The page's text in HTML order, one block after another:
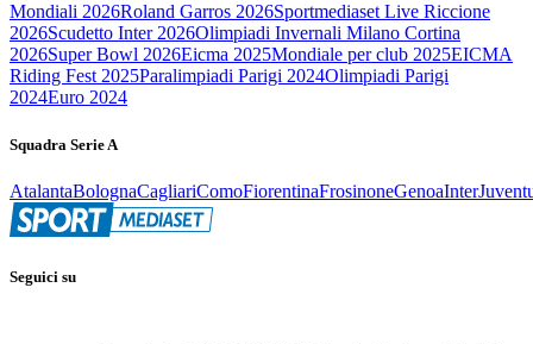
Mondiali 2026Roland Garros 2026Sportmediaset Live Riccione
2026Scudetto Inter 2026Olimpiadi Invernali Milano Cortina
2026Super Bowl 2026Eicma 2025Mondiale per club 2025EICMA
Riding Fest 2025Paralimpiadi Parigi 2024Olimpiadi Parigi
2024Euro 2024
Squadra Serie A
AtalantaBolognaCagliariComoFiorentinaFrosinoneGenoaInter
Seguici su